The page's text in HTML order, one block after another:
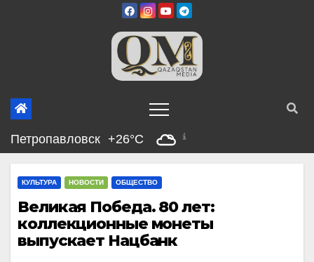
Петропавловск +26°C
КУЛЬТУРА НОВОСТИ ОБЩЕСТВО
Великая Победа. 80 лет:
коллекционные монеты
выпускает Нацбанк